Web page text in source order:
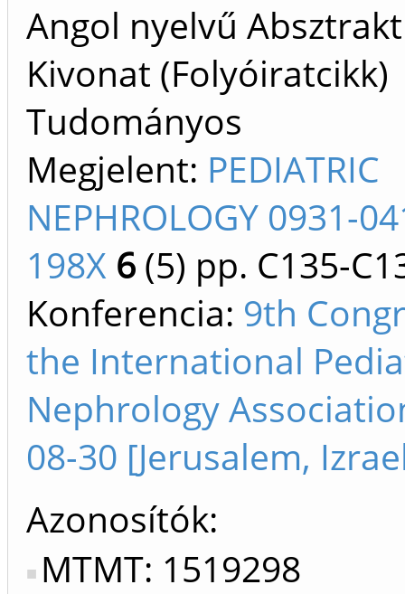
Angol nyelvű
Kivonat (Folyóiratcikk)
Tudományos
Megjelent: PEDIATRIC
NEPHROLOGY 0931-
198X 6 (5) pp. C135-
Konferencia: 9th
the International
Nephrology
08-30 [Jerusalem,
Azonosítók
MTMT: 1519298